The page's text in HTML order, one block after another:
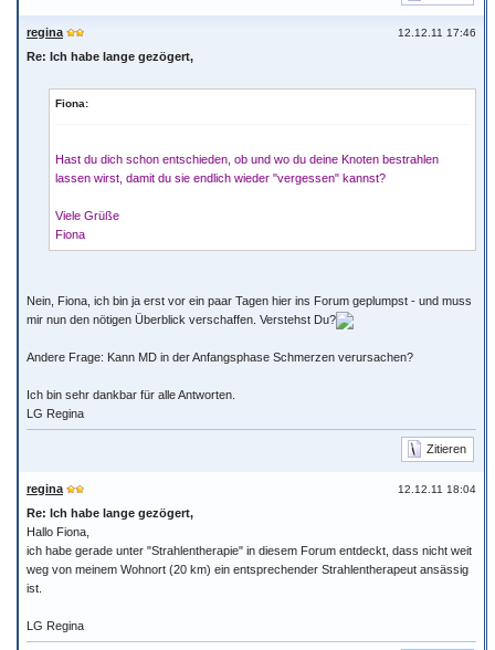
12.12.11 17:46
regina
Re: Ich habe lange gezögert,
Fiona:
Hast du dich schon entschieden, ob und wo du deine Knoten bestrahlen
lassen wirst, damit du sie endlich wieder "vergessen" kannst?
Viele Grüße
Fiona
Nein, Fiona, ich bin ja erst vor ein paar Tagen hier ins Forum geplumpst - und muss
mir nun den nötigen Überblick verschaffen. Verstehst Du?
Andere Frage: Kann MD in der Anfangsphase Schmerzen verursachen?
Ich bin sehr dankbar für alle Antworten.
LG Regina
Zitieren
12.12.11 18:04
regina
Re: Ich habe lange gezögert,
Hallo Fiona,
ich habe gerade unter "Strahlentherapie" in diesem Forum entdeckt, dass nicht weit
weg von meinem Wohnort (20 km) ein entsprechender Strahlentherapeut ansässig
ist.
LG Regina